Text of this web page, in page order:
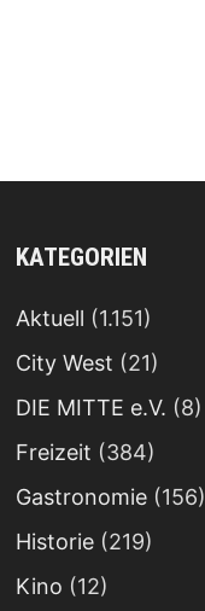
KATEGORIEN
Aktuell (1.151)
City West (21)
DIE MITTE e.V. (8)
Freizeit (384)
Gastronomie(156)
Historie(219)
Kino (12)